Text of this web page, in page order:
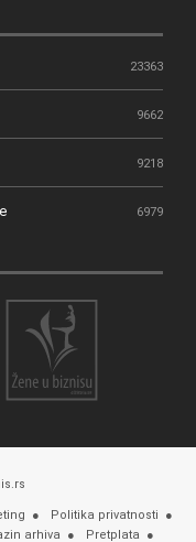
23363
9662
9218
6979
Politika privatnosti
arhiva Pretplata